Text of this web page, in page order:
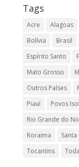
Tags
Acre Alagoas
Bolívia
Brasil
Espírito Santo
Mato Grosso
Outros Países
Piauí
Povos
Rio Grande do
Roraima
Tocantins